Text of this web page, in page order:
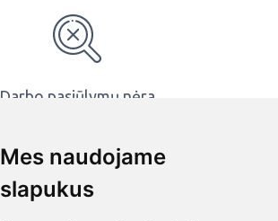
Mes naudojame
slapukus
Darbo pasiūlymų nėra